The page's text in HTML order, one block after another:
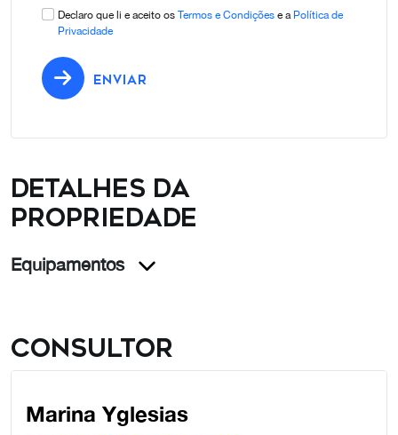
Declaro que li e aceito os Termos e Condições e a Política de
Privacidade
ENVIAR
Detalhes da
propriedade
Equipamentos
Consultor
Marina Yglesias